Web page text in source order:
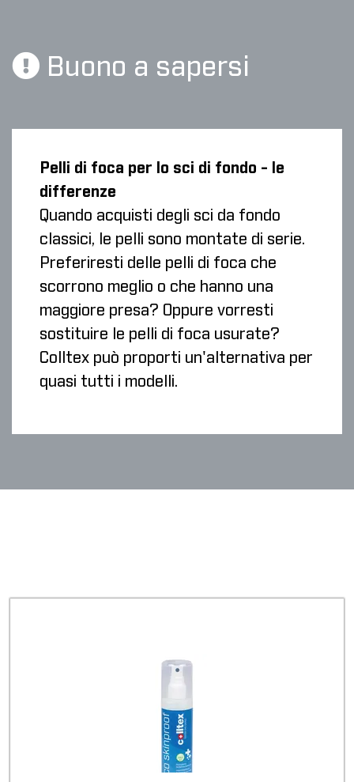
Buono a sapersi
Pelli di foca per lo sci di fondo - le
differenze
Quando acquisti degli sci da fondo
classici, le pelli sono montate di serie.
Preferiresti delle pelli di foca che
scorrono meglio o che hanno una
maggiore presa? Oppure vorresti
sostituire le pelli di foca usurate?
Colltex può proporti un'alternativa per
quasi tutti i modelli.